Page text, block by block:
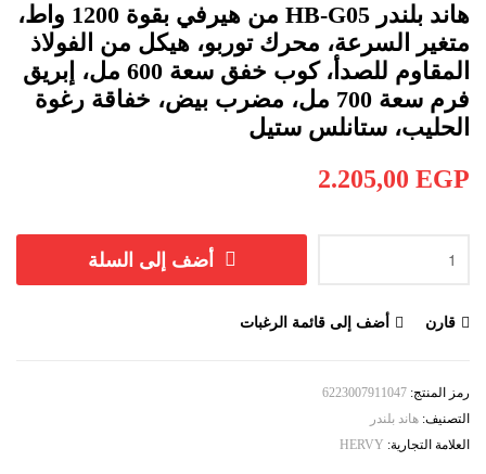
هاند بلندر HB-G05 من هيرفي بقوة 1200 واط،
متغير السرعة، محرك توربو، هيكل من الفولاذ
المقاوم للصدأ، كوب خفق سعة 600 مل، إبريق
فرم سعة 700 مل، مضرب بيض، خفاقة رغوة
الحليب، ستانلس ستيل
2.205,00 EGP
أضف إلى السلة
قارن أضف إلى قائمة الرغبات
رمز المنتج: 6223007911047
التصنيف: هاند بلندر
العلامة التجارية: HERVY